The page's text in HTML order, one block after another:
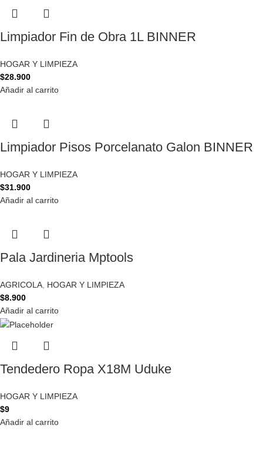
Limpiador Fin de Obra 1L BINNER
HOGAR Y LIMPIEZA
$28.900
Añadir al carrito
Limpiador Pisos Porcelanato Galon BINNER
HOGAR Y LIMPIEZA
$31.900
Añadir al carrito
Pala Jardineria Mptools
AGRICOLA, HOGAR Y LIMPIEZA
$8.900
Añadir al carrito
Tendedero Ropa X18M Uduke
HOGAR Y LIMPIEZA
$9
Añadir al carrito